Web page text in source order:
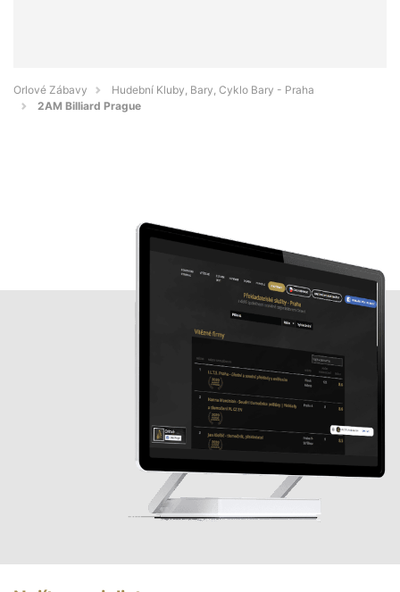
Orlové Zábavy
Hudební Kluby, Bary, Cyklo Bary - Praha
2AM Billiard Prague